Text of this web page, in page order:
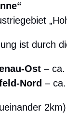
ist durch
Ost –
Nord –